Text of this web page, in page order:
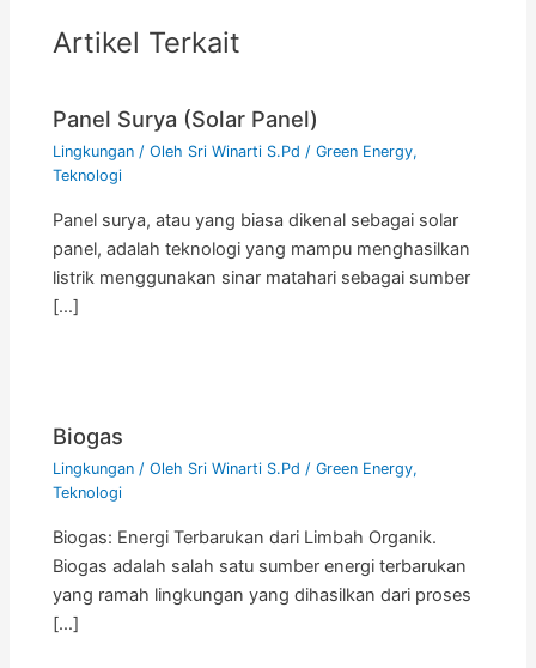
Artikel Terkait
Panel Surya (Solar Panel)
Lingkungan / Oleh Sri Winarti S.Pd/Green Energy,
Teknologi
Panel surya, atau yang biasa dikenal sebagai solar
panel, adalah teknologi yang mampu menghasilkan
listrik menggunakan sinar matahari sebagai sumber
[…]
Biogas
Lingkungan / Oleh Sri Winarti S.Pd /Green Energy,
Teknologi
Biogas: Energi Terbarukan dari Limbah Organik.
Biogas adalah salah satu sumber energi terbarukan
yang ramah lingkungan yang dihasilkan dari proses
[…]